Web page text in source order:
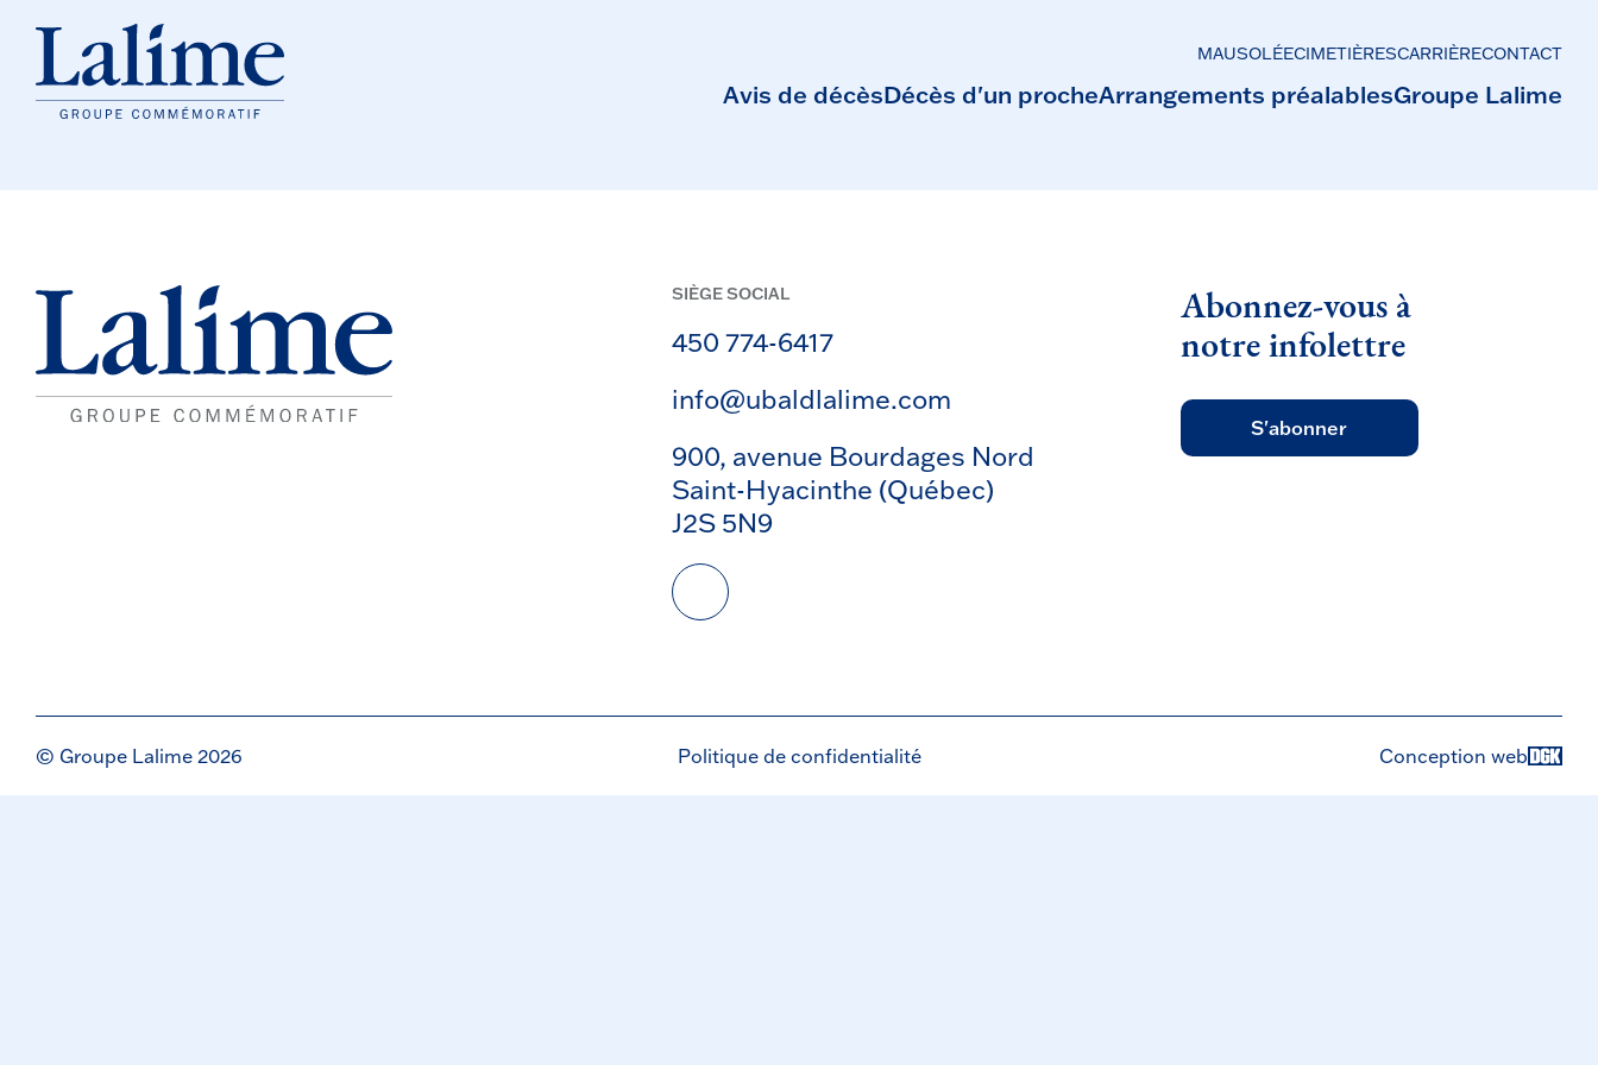
MAUSOLÉECIMETIÈRESCARRIÈRECONTACT
Avis de décèsDécès d'un procheArrangements préalablesGroupe Lalime
SIÈGE SOCIAL
450 774-6417
info@ubaldlalime.com
900, avenue Bourdages Nord
Saint-Hyacinthe (Québec)
J2S 5N9
Abonnez-vous à
notre infolettre
S'abonner
© Groupe Lalime 2026 Politique de confidentialité Conception web